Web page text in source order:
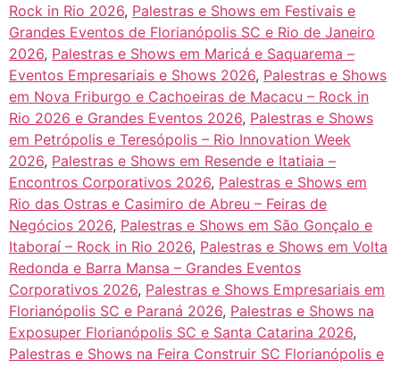
Rock in Rio 2026, Palestras e Shows em Festivais e
Grandes Eventos de Florianópolis SC e Rio de Janeiro
2026, Palestras e Shows em Maricá e Saquarema –
Eventos Empresariais e Shows 2026, Palestras e Shows
em Nova Friburgo e Cachoeiras de Macacu – Rock in
Rio 2026 e Grandes Eventos 2026, Palestras e Shows
em Petrópolis e Teresópolis – Rio Innovation Week
2026, Palestras e Shows em Resende e Itatiaia –
Encontros Corporativos 2026, Palestras e Shows em
Rio das Ostras e Casimiro de Abreu – Feiras de
Negócios 2026, Palestras e Shows em São Gonçalo e
Itaboraí – Rock in Rio 2026, Palestras e Shows em Volta
Redonda e Barra Mansa – Grandes Eventos
Corporativos 2026, Palestras e Shows Empresariais em
Florianópolis SC e Paraná 2026, Palestras e Shows na
Exposuper Florianópolis SC e Santa Catarina 2026,
Palestras e Shows na Feira Construir SC Florianópolis e